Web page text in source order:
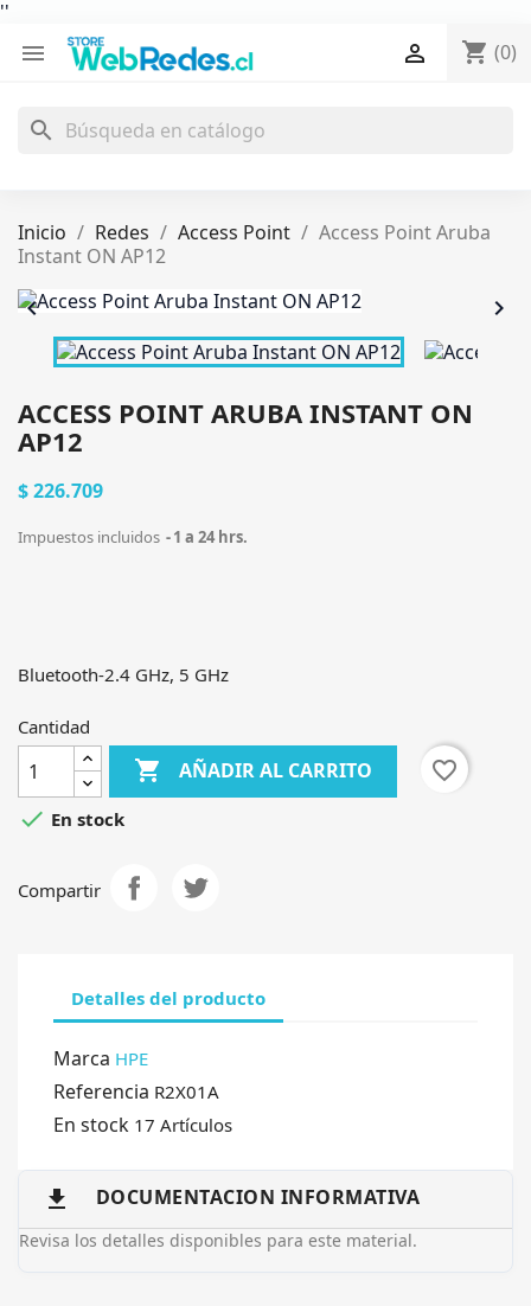
''
 shopping_cart (0)

search
Inicio Redes Access Point
Access Point Aruba
Instant ON AP12
 
ACCESS POINT ARUBA INSTANT ON
AP12
$ 226.709
Impuestos incluidos 1 a 24 hrs.
Bluetooth-2.4 GHz, 5 GHz
Cantidad
 AÑADIR AL CARRITO
favorite_border
 En stock
Compartir
Detalles del producto
Marca HPE
Referencia R2X01A
En stock 17 Artículos
 DOCUMENTACION INFORMATIVA
Revisa los detalles disponibles para este material.